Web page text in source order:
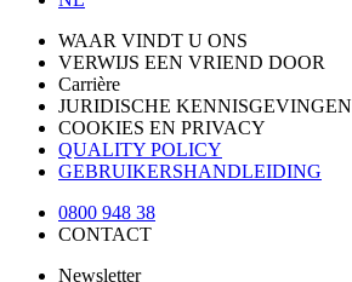
WAAR VINDT U ONS
VERWIJS EEN VRIEND DOOR
Carrière
JURIDISCHE KENNISGEVINGEN
COOKIES EN PRIVACY
QUALITY POLICY
GEBRUIKERSHANDLEIDING
0800 948 38
CONTACT
Newsletter